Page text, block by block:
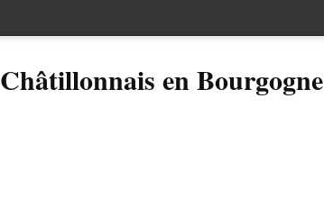
Châtillonnais en Bourgogne